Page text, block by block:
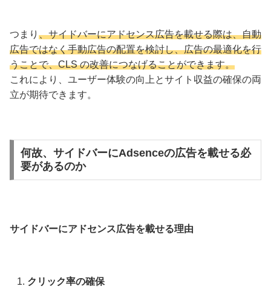
つまり 、サイドバーにアドセンス広告を載せる際は、自動
広告ではなく手動広告の配置を検討し、広告の最適化を行
うことで、CLS の改善につなげることができます。
これにより、ユーザー体験の向上とサイト収益の確保の両
立が期待できます。
何故、サイドバーにAdsenceの広告を載せる必
要があるのか
サイドバーにアドセンス広告を載せる理由
クリック率の確保